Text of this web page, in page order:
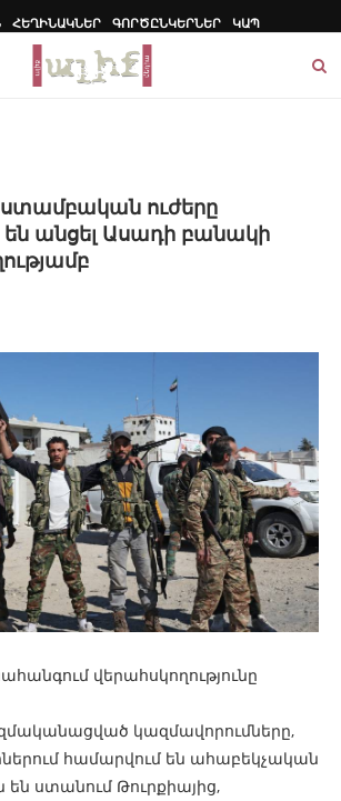
ՀԵՂԻՆԱԿՆԵՐ ԳՈՐԾԸՆԿԵՐՆԵՐ ԿԱՊ
ուժերը
անցել Ասադի բանակի
վերահսկողությունը
կազմավորումները,
համարվում են ահաբեկչական
են ստանում Թուրքիայից,